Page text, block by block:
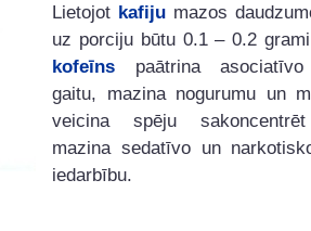
Lietojot kafiju mazos
uz porciju būtu 0.1 – 0.2
kofeīns paātrina asociatīvo
gaitu, mazina nogurumu un
veicina spēju
mazina sedatīvo un
iedarbību.